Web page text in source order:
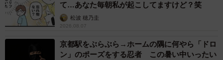
「はい、１階にあるリビングですね。このアライグマは生
後２カ月前後の子どもだったそうです。子どもだったた
め、登ったはいいものの、怖くて降りられなくなっていた
ようです。警察が到着するまでの４０分間、横に少し動く
て…あなた毎朝私が起こしてますけど？笑
松波 穂乃圭
2026.08.07
京都駅をぶらぶら→ホームの隅に何やら「ドロ
ン」のポーズをする忍者 この暑い中いったい